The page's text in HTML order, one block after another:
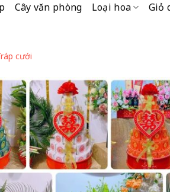
Cây văn phòng Loại hoa Giỏ
cưới